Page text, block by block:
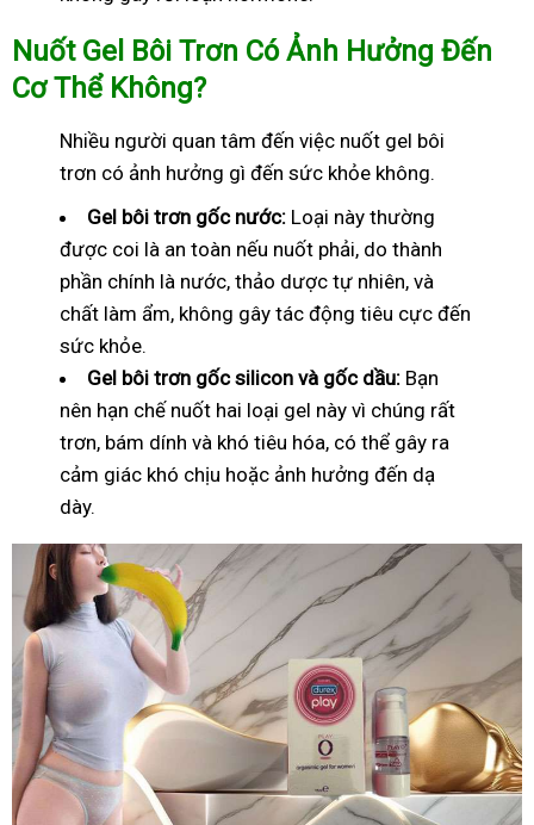
Nuốt Gel Bôi Trơn Có Ảnh Hưởng Đến
Cơ Thể Không?
Nhiều người quan tâm đến việc nuốt gel bôi
trơn có ảnh hưởng gì đến sức khỏe không.
Gel bôi trơn gốc nước: Loại này thường
được coi là an toàn nếu nuốt phải, do thành
phần chính là nước, thảo dược tự nhiên, và
chất làm ẩm, không gây tác động tiêu cực đến
sức khỏe.
Gel bôi trơn gốc silicon và gốc dầu: Bạn
nên hạn chế nuốt hai loại gel này vì chúng rất
trơn, bám dính và khó tiêu hóa, có thể gây ra
cảm giác khó chịu hoặc ảnh hưởng đến dạ
dày.